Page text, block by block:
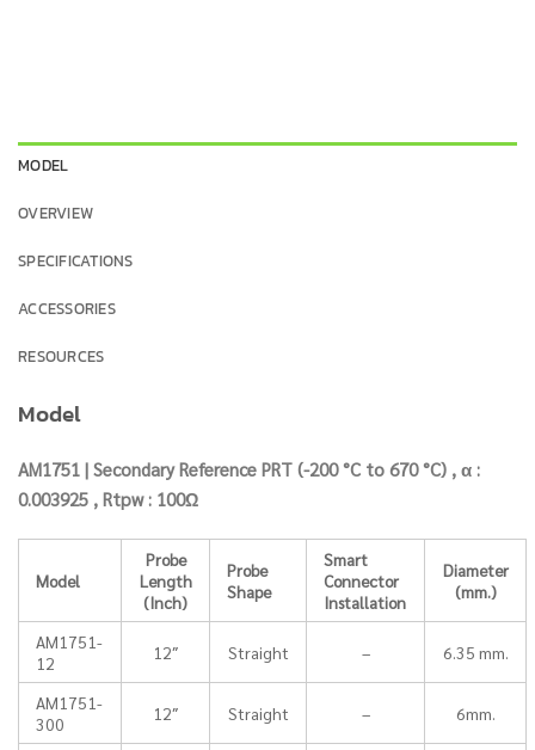
MODEL
OVERVIEW
SPECIFICATIONS
ACCESSORIES
RESOURCES
Model
AM1751 | Secondary Reference PRT (-200 °C to 670 °C) , α :
0.003925 , Rtpw : 100Ω
Model
Probe
Length
(Inch)
Probe
Shape
Smart
Connector
Installation
Diameter
(mm.)
AM1751-
12
12″ Straight – 6.35 mm.
AM1751-
300
12″ Straight – 6mm.